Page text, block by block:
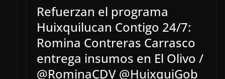
Refuerzan el programa
Huixquilucan Contigo 24/7:
Romina Contreras Carrasco
entrega insumos en El Olivo /
@RominaCDV @HuixquiGob